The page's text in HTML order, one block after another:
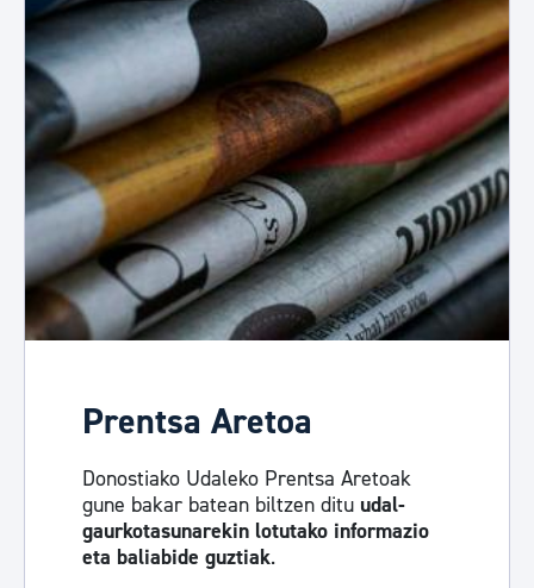
Prentsa Aretoa
Donostiako Udaleko Prentsa Aretoak
gune bakar batean biltzen ditu udal-
gaurkotasunarekin lotutako informazio
eta baliabide guztiak.